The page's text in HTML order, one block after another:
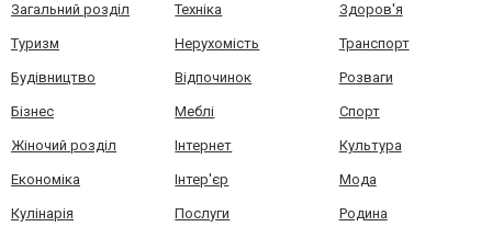
Загальний розділ Техніка Здоров'я
Туризм Нерухомість Транспорт
Будівництво Відпочинок Розваги
Бізнес Меблі Спорт
Жіночий розділ Інтернет Культура
Економіка Інтер'єр Мода
Кулінарія Послуги Родина